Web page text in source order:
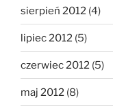
sierpień 2012 (4)
lipiec 2012 (5)
czerwiec 2012 (5)
maj 2012 (8)